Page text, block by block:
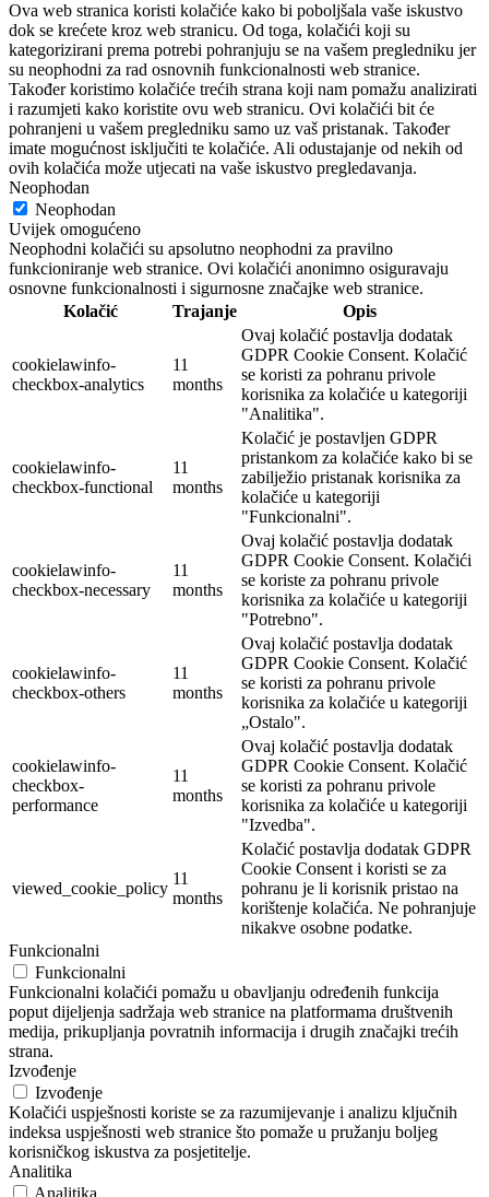
Ova web stranica koristi kolačiće kako bi poboljšala vaše iskustvo
dok se krećete kroz web stranicu. Od toga, kolačići koji su
kategorizirani prema potrebi pohranjuju se na vašem pregledniku jer
su neophodni za rad osnovnih funkcionalnosti web stranice.
Također koristimo kolačiće trećih strana koji nam pomažu analizirati
i razumjeti kako koristite ovu web stranicu. Ovi kolačići bit će
pohranjeni u vašem pregledniku samo uz vaš pristanak. Također
imate mogućnost isključiti te kolačiće. Ali odustajanje od nekih od
ovih kolačića može utjecati na vaše iskustvo pregledavanja.
Neophodan
Neophodan
Uvijek omogućeno
Neophodni kolačići su apsolutno neophodni za pravilno
funkcioniranje web stranice. Ovi kolačići anonimno osiguravaju
osnovne funkcionalnosti i sigurnosne značajke web stranice.
Kolačić
Trajanje Opis
cookielawinfo-
checkbox-analytics
11
months
Ovaj kolačić postavlja dodatak
GDPR Cookie Consent. Kolačić
se koristi za pohranu privole
korisnika za kolačiće u kategoriji
"Analitika".
cookielawinfo-
checkbox-functional
11
months
Kolačić je postavljen GDPR
pristankom za kolačiće kako bi se
zabilježio pristanak korisnika za
kolačiće u kategoriji
"Funkcionalni".
cookielawinfo-
checkbox-necessary
11
months
Ovaj kolačić postavlja dodatak
GDPR Cookie Consent. Kolačići
se koriste za pohranu privole
korisnika za kolačiće u kategoriji
"Potrebno".
cookielawinfo-
checkbox-others
11
months
Ovaj kolačić postavlja dodatak
GDPR Cookie Consent. Kolačić
se koristi za pohranu privole
korisnika za kolačiće u kategoriji
„Ostalo".
cookielawinfo-
checkbox-
performance
11
months
Ovaj kolačić postavlja dodatak
GDPR Cookie Consent. Kolačić
se koristi za pohranu privole
korisnika za kolačiće u kategoriji
"Izvedba".
viewed_cookie_policy
11
months
Kolačić postavlja dodatak GDPR
Cookie Consent i koristi se za
pohranu je li korisnik pristao na
korištenje kolačića. Ne pohranjuje
nikakve osobne podatke.
Funkcionalni
Funkcionalni
Funkcionalni kolačići pomažu u obavljanju određenih funkcija
poput dijeljenja sadržaja web stranice na platformama društvenih
medija, prikupljanja povratnih informacija i drugih značajki trećih
strana.
Izvođenje
Izvođenje
Kolačići uspješnosti koriste se za razumijevanje i analizu ključnih
indeksa uspješnosti web stranice što pomaže u pružanju boljeg
korisničkog iskustva za posjetitelje.
Analitika
Analitika